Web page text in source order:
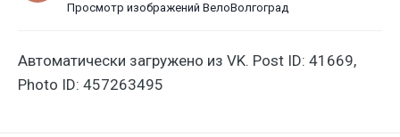
Просмотр изображений ВелоВолгоград
Автоматически загружено из VK. Post ID: 41669,
Photo ID: 457263495